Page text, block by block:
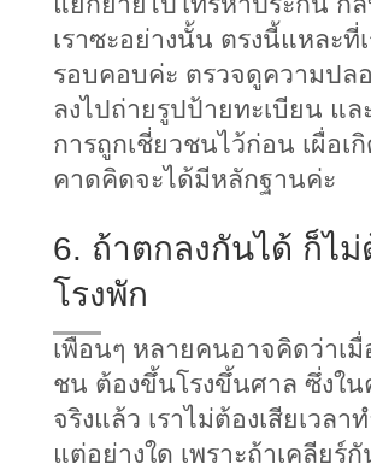
เราซะอย่างนั้น ตรงนี้แหละที่
รอบคอบค่ะ ตรวจดูความปล
ลงไปถ่ายรูปป้ายทะเบียน แล
การถูกเชี่ยวชนไว้ก่อน เผื่อเ
คาดคิดจะได้มีหลักฐานค่ะ
6. ถ้าตกลงกันได้ ก็ไม่
โรงพัก
เพื่อนๆ หลายคนอาจคิดว่าเ
ชน ต้องขึ้นโรงขึ้นศาล ซึ่งใน
จริงแล้ว เราไม่ต้องเสียเวลา
แต่อย่างใด เพราะถ้าเคลียร์